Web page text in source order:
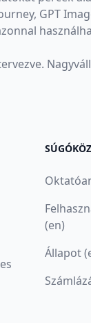
GPT
(en)
Állapot